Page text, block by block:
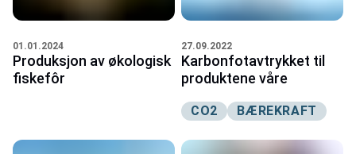
01.01.2024
Produksjon av økologisk
fiskefôr
27.09.2022
Karbonfotavtrykket til
produktene våre
CO2 BÆREKRAFT